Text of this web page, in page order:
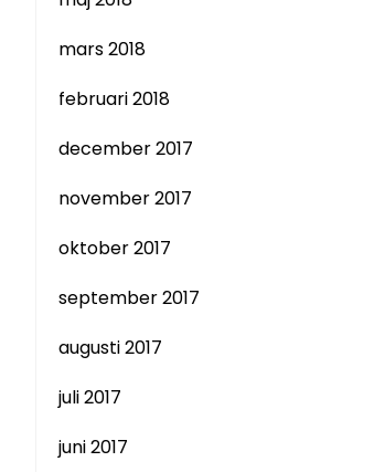
mars 2018
februari 2018
december 2017
november 2017
oktober 2017
september 2017
augusti 2017
juli 2017
juni 2017